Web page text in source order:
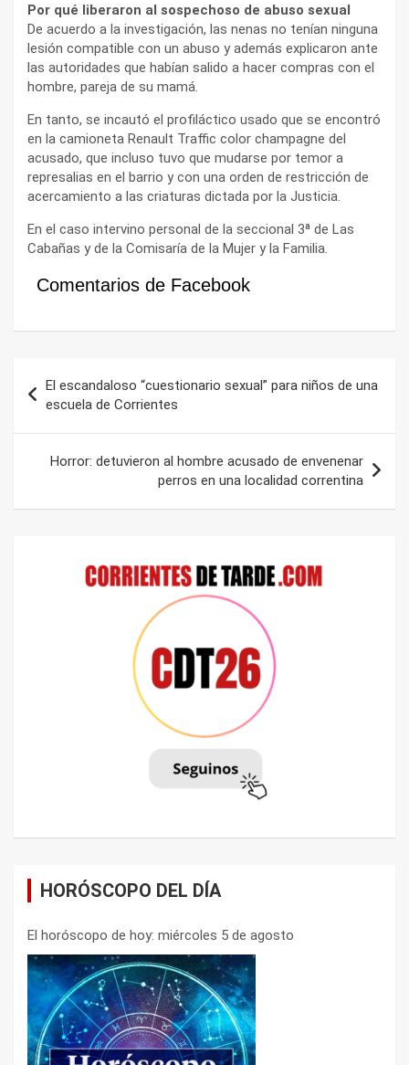
Por qué liberaron al sospechoso de abuso sexual
De acuerdo a la investigación, las nenas no tenían ninguna
lesión compatible con un abuso y además explicaron ante
las autoridades que habían salido a hacer compras con el
hombre, pareja de su mamá.
En tanto, se incautó el profiláctico usado que se encontró
en la camioneta Renault Traffic color champagne del
acusado, que incluso tuvo que mudarse por temor a
represalias en el barrio y con una orden de restricción de
acercamiento a las criaturas dictada por la Justicia.
En el caso intervino personal de la seccional 3ª de Las
Cabañas y de la Comisaría de la Mujer y la Familia.
Comentarios de Facebook
de
entradas
El escandaloso “cuestionario sexual” para niños de una
escuela de Corrientes
Horror: detuvieron al hombre acusado de envenenar
perros en una localidad correntina
HORÓSCOPO DEL DÍA
El horóscopo de hoy: miércoles 5 de agosto